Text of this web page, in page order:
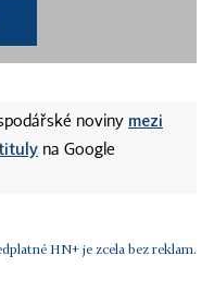
noviny mezi
na Google
HN+ je zcela bez reklam.